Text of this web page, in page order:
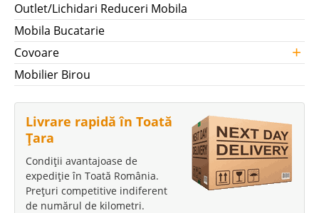
Outlet/Lichidari Reduceri Mobila
Mobila Bucatarie
Covoare
+
Mobilier Birou
Livrare rapidă în Toată
Țara
Condiții avantajoase de
expediție în Toată România.
Prețuri competitive indiferent
de numărul de kilometri.